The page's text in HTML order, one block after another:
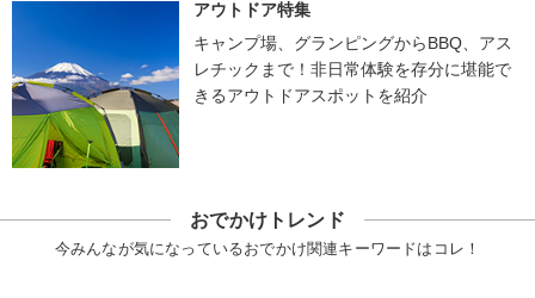
アウトドア特集
キャンプ場、グランピングからBBQ、アス
レチックまで！非日常体験を存分に堪能で
きるアウトドアスポットを紹介
おでかけトレンド
今みんなが気になっているおでかけ関連キーワードはコレ！